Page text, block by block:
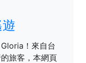
！來自台
旅客，本網頁